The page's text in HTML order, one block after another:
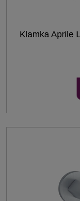
Klamka Aprile